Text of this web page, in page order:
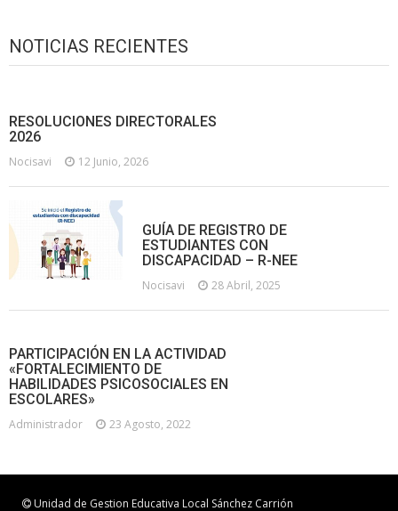
NOTICIAS RECIENTES
RESOLUCIONES DIRECTORALES
2026
Nocisavi 12 Junio, 2026
GUÍA DE REGISTRO DE
ESTUDIANTES CON
DISCAPACIDAD – R-NEE
Nocisavi 28 Abril, 2025
PARTICIPACIÓN EN LA ACTIVIDAD
«FORTALECIMIENTO DE
HABILIDADES PSICOSOCIALES EN
ESCOLARES»
Administrador 23 Agosto, 2022
Unidad de Gestion Educativa Local Sánchez Carrión